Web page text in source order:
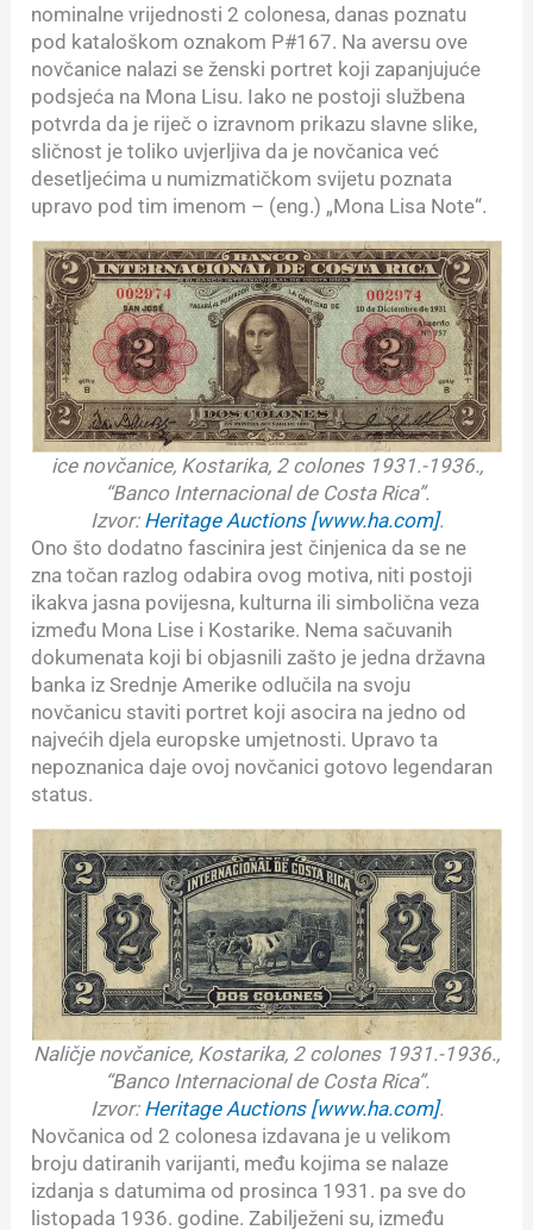
nominalne vrijednosti 2 colonesa, danas poznatu
pod kataloškom oznakom P#167. Na aversu ove
novčanice nalazi se ženski portret koji zapanjujuće
podsjeća na Mona Lisu. Iako ne postoji službena
potvrda da je riječ o izravnom prikazu slavne slike,
sličnost je toliko uvjerljiva da je novčanica već
desetljećima u numizmatičkom svijetu poznata
upravo pod tim imenom – (eng.) „Mona Lisa Note“.
ice novčanice, Kostarika, 2 colones 1931.-1936.,
“Banco Internacional de Costa Rica”.
Izvor: Heritage Auctions [www.ha.com].
Ono što dodatno fascinira jest činjenica da se ne
zna točan razlog odabira ovog motiva, niti postoji
ikakva jasna povijesna, kulturna ili simbolična veza
između Mona Lise i Kostarike. Nema sačuvanih
dokumenata koji bi objasnili zašto je jedna državna
banka iz Srednje Amerike odlučila na svoju
novčanicu staviti portret koji asocira na jedno od
najvećih djela europske umjetnosti. Upravo ta
nepoznanica daje ovoj novčanici gotovo legendaran
status.
Naličje novčanice, Kostarika, 2 colones 1931.-1936.,
“Banco Internacional de Costa Rica”.
Izvor: Heritage Auctions [www.ha.com].
Novčanica od 2 colonesa izdavana je u velikom
broju datiranih varijanti, među kojima se nalaze
izdanja s datumima od prosinca 1931. pa sve do
listopada 1936. godine. Zabilježeni su, između